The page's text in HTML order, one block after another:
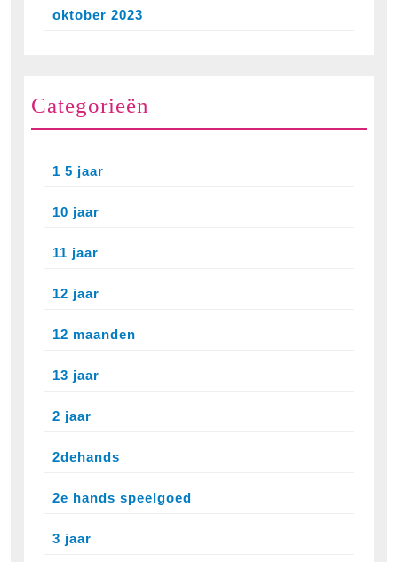
oktober 2023
Categorieën
1 5 jaar
10 jaar
11 jaar
12 jaar
12 maanden
13 jaar
2 jaar
2dehands
2e hands speelgoed
3 jaar